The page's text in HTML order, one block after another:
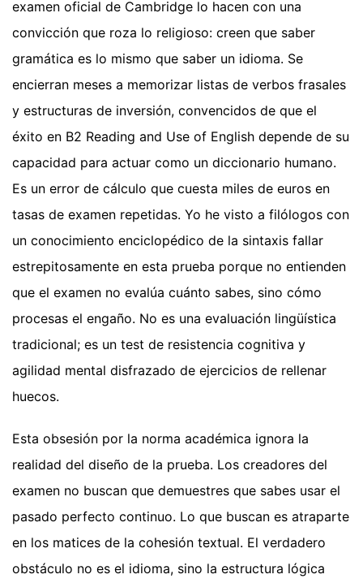
examen oficial de Cambridge lo hacen con una
convicción que roza lo religioso: creen que saber
gramática es lo mismo que saber un idioma. Se
encierran meses a memorizar listas de verbos frasales
y estructuras de inversión, convencidos de que el
éxito en B2 Reading and Use of English depende de su
capacidad para actuar como un diccionario humano.
Es un error de cálculo que cuesta miles de euros en
tasas de examen repetidas. Yo he visto a filólogos con
un conocimiento enciclopédico de la sintaxis fallar
estrepitosamente en esta prueba porque no entienden
que el examen no evalúa cuánto sabes, sino cómo
procesas el engaño. No es una evaluación lingüística
tradicional; es un test de resistencia cognitiva y
agilidad mental disfrazado de ejercicios de rellenar
huecos.
Esta obsesión por la norma académica ignora la
realidad del diseño de la prueba. Los creadores del
examen no buscan que demuestres que sabes usar el
pasado perfecto continuo. Lo que buscan es atraparte
en los matices de la cohesión textual. El verdadero
obstáculo no es el idioma, sino la estructura lógica